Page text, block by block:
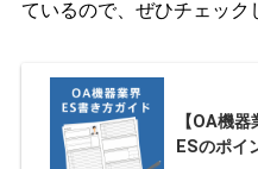
ているので、ぜひチェック
【OA機
ESのポイ